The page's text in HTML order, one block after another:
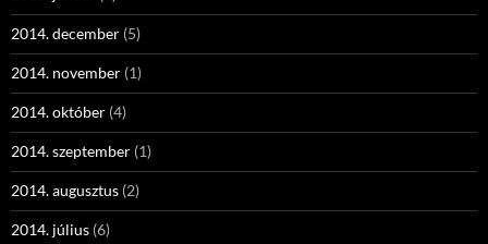
2014. december (5)
2014. november (1)
2014. október (4)
2014. szeptember (1)
2014. augusztus (2)
2014. július (6)